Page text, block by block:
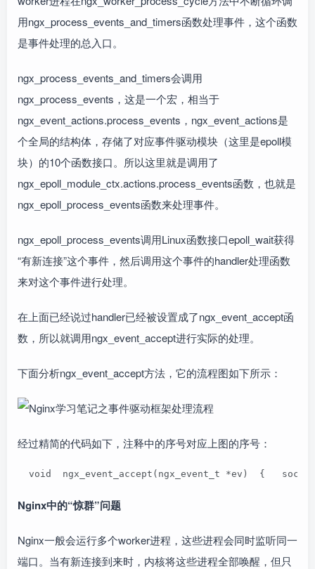
用ngx_process_events_and_timers函数处理事件，这个函数
是事件处理的总入口。
ngx_process_events_and_timers会调用
ngx_process_events，这是一个宏，相当于
ngx_event_actions.process_events，ngx_event_actions是
个全局的结构体，存储了对应事件驱动模块（这里是epoll模
块）的10个函数接口。所以这里就是调用了
ngx_epoll_module_ctx.actions.process_events函数，也就是
ngx_epoll_process_events函数来处理事件。
ngx_epoll_process_events调用Linux函数接口epoll_wait获得
“有新连接”这个事件，然后调用这个事件的handler处理函数
来对这个事件进行处理。
在上面已经说过handler已经被设置成了ngx_event_accept函
数，所以就调用ngx_event_accept进行实际的处理。
下面分析ngx_event_accept方法，它的流程图如下所示：
经过精简的代码如下，注释中的序号对应上图的序号：
void  ngx_event_accept(ngx_event_t *ev)  {
Nginx中的“惊群”问题
Nginx一般会运行多个worker进程，这些进程会同时监听同一
端口。当有新连接到来时，内核将这些进程全部唤醒，但只